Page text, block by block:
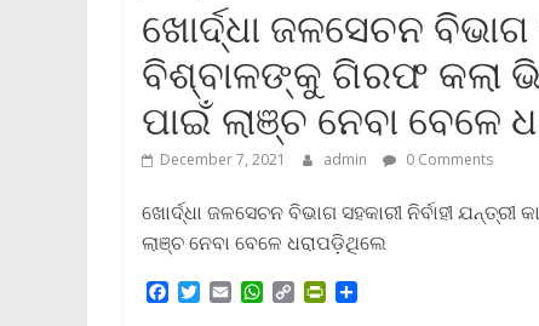
ଖୋର୍ଦ୍ଧା ଜଳସେଚନ ବିଭାଗ
ବିଶ୍ବାଳଙ୍କୁ ଗିରଫ କଲା
ପାଇଁ ଲାଞ୍ଚ ନେବା ବେଳେ
December 7, 2021 admin 0 Comments
ଖୋର୍ଦ୍ଧା ଜଳସେଚନ ବିଭାଗ ସହକାରୀ ନିର୍ବାହୀ
ଲାଞ୍ଚ ନେବା ବେଳେ ଧରାପଡ଼ିଥିଲେ
T
E
W
C
P